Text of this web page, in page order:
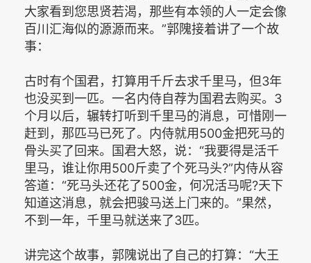
大家看到您思贤若渴，那些有本领的人一定会像
百川汇海似的源源而来。”郭隗接着讲了一个故
事：
古时有个国君，打算用千斤去求千里马，但3年
也没买到一匹。一名内侍自荐为国君去购买。3
个月以后，辗转打听到千里马的消息，可惜刚一
赶到，那匹马已死了。内侍就用500金把死马的
骨头买了回来。国君大怒，说：“我要得是活千
里马，谁让你用500斤卖了个死马头?”内侍从容
答道：“死马头还花了500金，何况活马呢?天下
知道这消息，就会把骏马送上门来的。”果然，
不到一年，千里马就送来了3匹。
讲完这个故事，郭隗说出了自己的打算：“大王